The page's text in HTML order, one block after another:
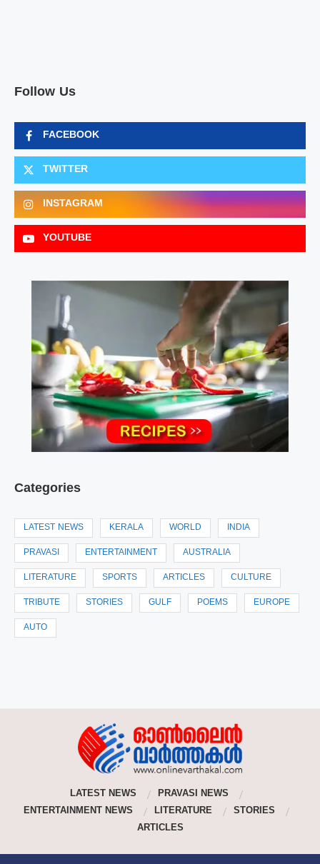
Follow Us
FACEBOOK
TWITTER
INSTAGRAM
YOUTUBE
Categories
LATEST NEWS KERALA WORLD INDIA
PRAVASI ENTERTAINMENT AUSTRALIA
LITERATURE SPORTS ARTICLES CULTURE
TRIBUTE STORIES GULF POEMS EUROPE
AUTO
LATEST NEWS
PRAVASI NEWS
ENTERTAINMENT NEWS
LITERATURE
STORIES
ARTICLES